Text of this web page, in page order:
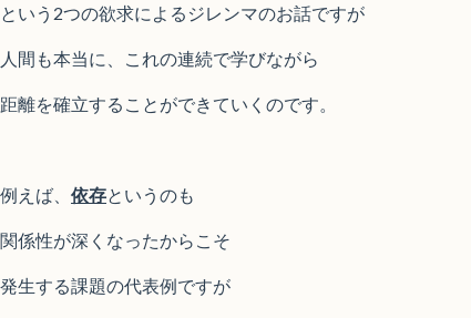
という2つの欲求によるジレンマのお話ですが
人間も本当に、これの連続で学びながら
距離を確立することができていくのです。
例えば、 依存というのも
関係性が深くなったからこそ
発生する課題の代表例ですが